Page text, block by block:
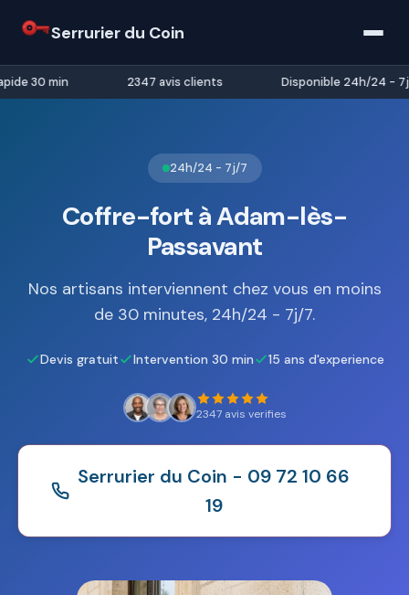
Serrurier du Coin
30 min 2347 avis clients Disponible 24h/24 - 7j/
24h/24 - 7j/7
Coffre-fort à Adam-lès-
Passavant
Nos artisans interviennent chez vous en moins
de 30 minutes, 24h/24 - 7j/7.
Devis gratuit Intervention 30 min 15 ans d'experience
2347 avis verifies
Serrurier du Coin - 09 72 10 66
19